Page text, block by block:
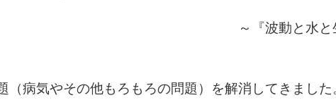
～『波動と水
病気やその他もろもろの問題）を解消してきまし